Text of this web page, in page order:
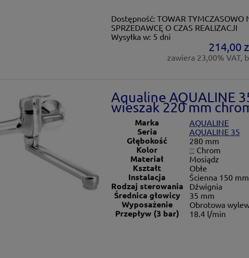
Dostępność: TOWAR TYMCZASOWO
SPRZEDAWCĘ O CZAS REALIZACJI
Wysyłka w: 5 dni
214,00
zawiera 23,00% VAT,
Aqualine AQUALINE
wieszak 220 mm
Marka AQUALINE
Seria AQUALINE 35
Głębokość 280 mm
Kolor Chrom
Materiał Mosiądz
Kształt Obłe
Instalacja Ścienna 150 mm
Rodzaj sterowania Dźwignia
Średnica głowicy 35 mm
Wyposażenie Obrotowa
Przepływ (3 bar) 18.4 l/min